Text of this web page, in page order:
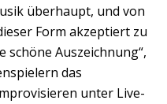
überhaupt, und von
Form akzeptiert zu
schöne Auszeichnung“,
das
unter Live-